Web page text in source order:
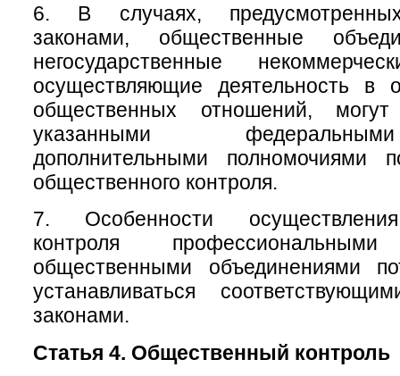
6. В случаях,
законами, общественные
негосударственные
осуществляющие деятельность в
общественных отношений,
указанными
дополнительными полномочиями
общественного контроля.
7. Особенности
контроля
общественными объединениями
устанавливаться
законами.
Статья 4. Общественный контроль